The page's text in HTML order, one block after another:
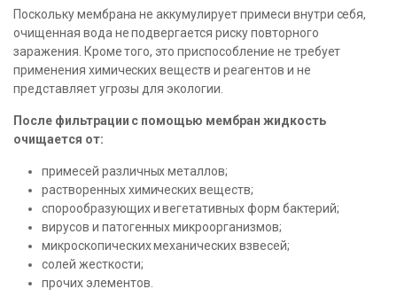
Поскольку мембрана не аккумулирует примеси внутри себя,
очищенная вода не подвергается риску повторного
заражения. Кроме того, это приспособление не требует
применения химических веществ и реагентов и не
представляет угрозы для экологии.
После фильтрации с помощью мембран жидкость
очищается от:
примесей различных металлов;
растворенных химических веществ;
спорообразующих и вегетативных форм бактерий;
вирусов и патогенных микроорганизмов;
микроскопических механических взвесей;
солей жесткости;
прочих элементов.